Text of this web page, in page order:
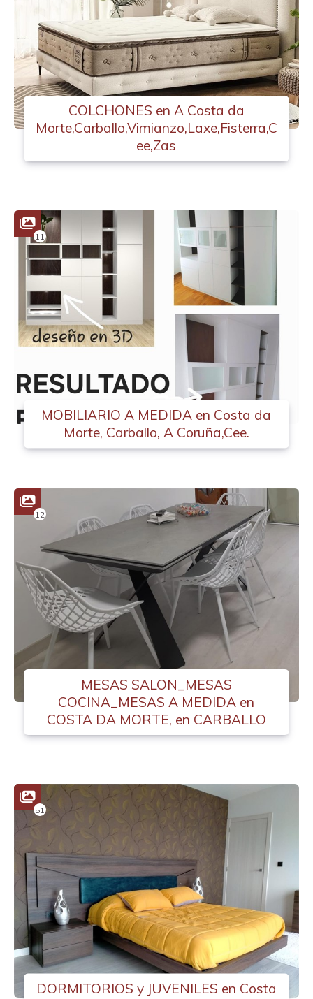
COLCHONES en A Costa da
Morte,Carballo,Vimianzo,Laxe,Fisterra,C
ee,Zas
MOBILIARIO A MEDIDA en Costa da
Morte, Carballo, A Coruña,Cee.
11
MESAS SALON_MESAS
COCINA_MESAS A MEDIDA en
COSTA DA MORTE, en CARBALLO
12
DORMITORIOS y JUVENILES en Costa
51